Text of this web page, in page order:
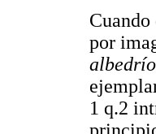
por
1 q.2